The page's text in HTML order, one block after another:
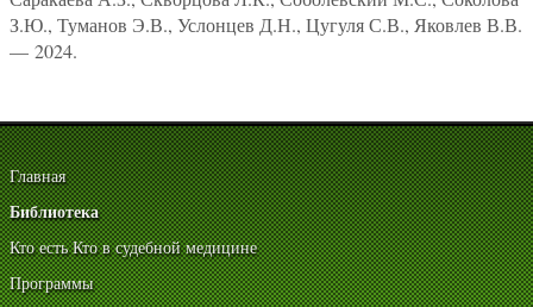
З.Ю., Туманов Э.В., Услонцев Д.Н., Цугуля С.В., Яковлев В.В.
— 2024.
Главная
Библиотека
Кто есть Кто в судебной медицине
Программы